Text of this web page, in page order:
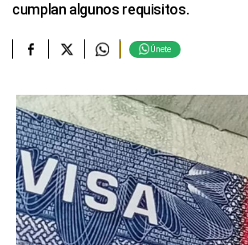
cumplan algunos requisitos.
Únete